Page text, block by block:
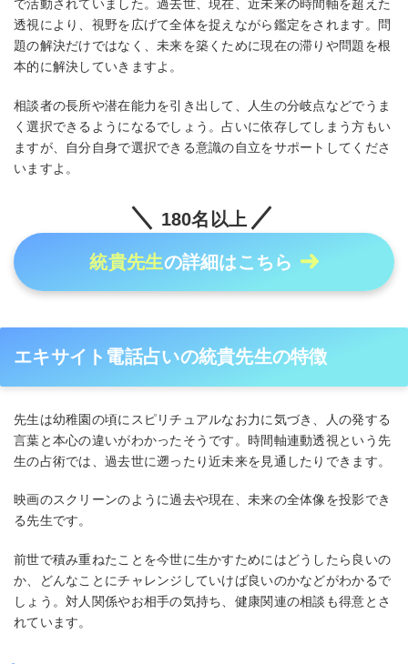
で活動されていました。過去世、現在、近未来の時間軸を超えた
透視により、視野を広げて全体を捉えながら鑑定をされます。問
題の解決だけではなく、未来を築くために現在の滞りや問題を根
本的に解決していきますよ。
相談者の長所や潜在能力を引き出して、人生の分岐点などでうま
く選択できるようになるでしょう。占いに依存してしまう方もい
ますが、自分自身で選択できる意識の自立をサポートしてくださ
いますよ。
180名以上
統貴先生の詳細はこちら
エキサイト電話占いの統貴先生の特徴
先生は幼稚園の頃にスピリチュアルなお力に気づき、人の発する
言葉と本心の違いがわかったそうです。時間軸連動透視という先
生の占術では、過去世に遡ったり近未来を見通したりできます。
映画のスクリーンのように過去や現在、未来の全体像を投影でき
る先生です。
前世で積み重ねたことを今世に生かすためにはどうしたら良いの
か、どんなことにチャレンジしていけば良いのかなどがわかるで
しょう。対人関係やお相手の気持ち、健康関連の相談も得意とさ
れています。